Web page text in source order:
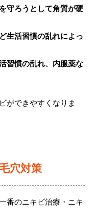
守ろうとして角質が硬
生活習慣の乱れによっ
習慣の乱れ、内服薬な
ができやすくなりま
穴対策
番のニキビ治療・ニキ